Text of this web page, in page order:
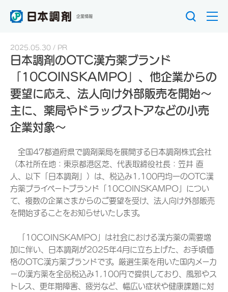
企業情報
2025.05.30 PR
日本調剤のOTC漢方薬ブランド
「10COINSKAMPO」、他企業からの
要望に応え、法人向け外部販売を開始～
主に、薬局やドラッグストアなどの小売
企業対象～
全国47都道府県で調剤薬局を展開する日本調剤株式会社
（本社所在地：東京都港区芝、代表取締役社長：笠井 直
人、以下「日本調剤」）は、税込み1,100円均一のOTC漢
方薬プライベートブランド「10COINSKAMPO」につい
て、複数の企業さまからのご要望を受け、法人向け外部販売
を開始することをお知らせいたします。
「10COINSKAMPO」は社会における漢方薬の需要増
加に伴い、日本調剤が2025年4月に立ち上げた、お手頃価
格のOTC漢方薬ブランドです。厳選生薬を用いた国内メーカ
ーの漢方薬を全品税込み1,100円で提供しており、風邪やス
トレス、更年期障害、疲労など、幅広い症状や健康課題に対